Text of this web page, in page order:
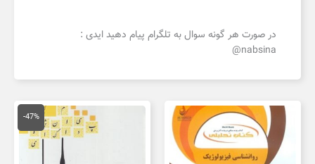
در صورت هر گونه سوال به تلگرام پیام دهید ایدی :
nabsina@
-47%
قیمت
اصلی
150,000 تومان
بود.
قیمت
فعلی
است.